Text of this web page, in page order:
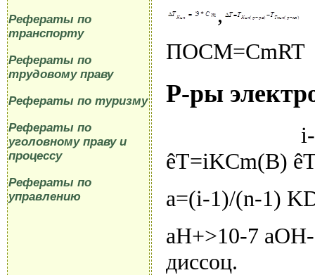
Рефераты по
транспорту
Рефераты по
трудовому праву
Рефераты по туризму
Рефераты по
уголовному праву и
процессу
Рефераты по
управлению
,
Р-ры
i-
êT=iKCm(B)
a=(i-1)/(n-1)
aH+>10-7
диссоц.